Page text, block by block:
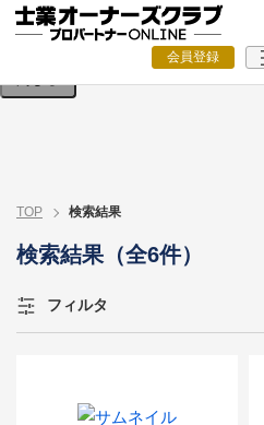
会員登録
検索条件を入力してください。
TOP 検索結果
検索結果（全6件）
フィルタ